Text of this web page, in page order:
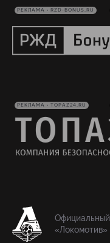
РЕКЛАМА • RZD-BONUS.RU
РЕКЛАМА • TOPAZ24.RU
«Локомотив»